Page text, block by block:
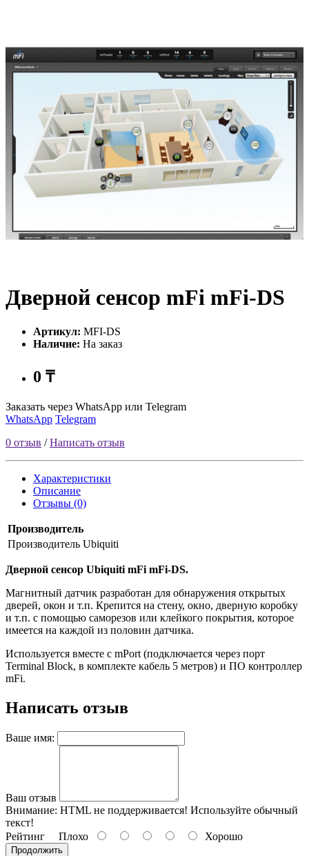
Дверной сенсор mFi mFi-DS
Артикул: MFI-DS
Наличие: На заказ
0 ₸
Заказать через WhatsApp или Telegram
WhatsApp Telegram
0 отзыв /Написать отзыв
Характеристики
Описание
Отзывы (0)
Производитель
Производитель Ubiquiti
Дверной сенсор Ubiquiti mFi mFi-DS.
Магнитный датчик разработан для обнаружения открытых
дверей, окон и т.п. Крепится на стену, окно, дверную коробку
и т.п. с помощью саморезов или клейкого покрытия, которое
имеется на каждой из половин датчика.
Используется вместе с mPort (подключается через порт
Terminal Block, в комплекте кабель 5 метров) и ПО контроллер
mFi.
Написать отзыв
Ваше имя:
Ваш отзыв
Внимание: HTML не поддерживается! Используйте обычный
текст!
Рейтинг Плохо Хорошо
Продолжить